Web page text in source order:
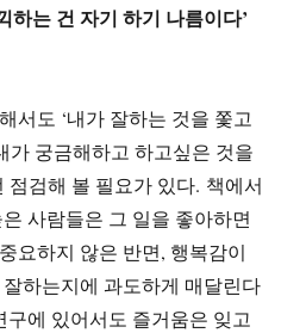
하는 건 자기 하기 나름이다’
서도 ‘내가 잘하는 것을 쫓고
가 궁금해하고 하고싶은 것을
점검해 볼 필요가 있다. 책에서
사람들은 그 일을 좋아하면
요하지 않은 반면, 행복감이
하는지에 과도하게 매달린다
구에 있어서도 즐거움은 잊고